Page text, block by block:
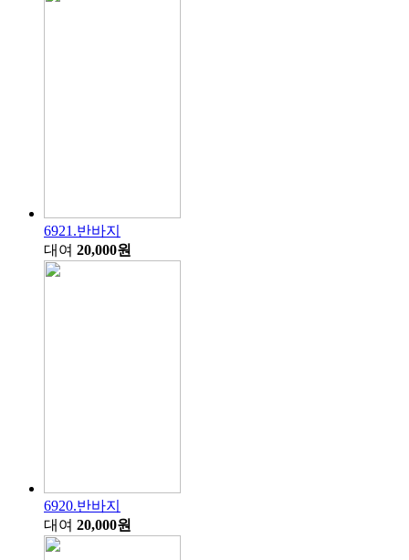
6921.반바지
대여 20,000원
6920.반바지
대여 20,000원